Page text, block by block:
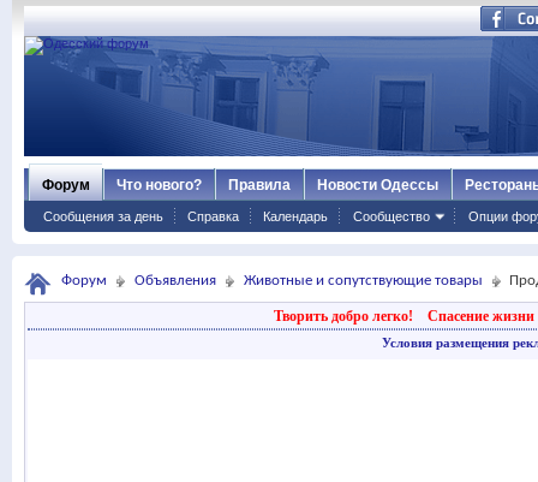
Форум
Сообщения за день Справка Календарь Сообщество Опции
Что нового? Правила Новости Одессы
Форум Объявления Животные и сопутствующие товары
Творить добро легко! Спасение жизни
Условия размещения